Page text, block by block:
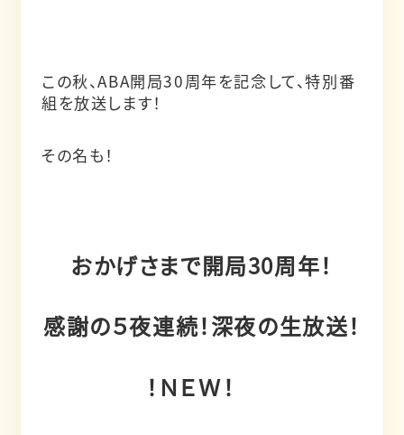
この秋、ABA開局30周年を記念して、特別番
組を放送します！
その名も！
おかげさまで開局30周年！
感謝の５夜連続！深夜の生放送！
！ＮＥＷ！